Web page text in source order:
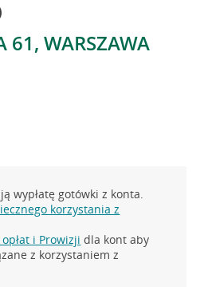
61, WARSZAWA
wypłatę gotówki z konta.
korzystania z
i Prowizji dla kont aby
z korzystaniem z